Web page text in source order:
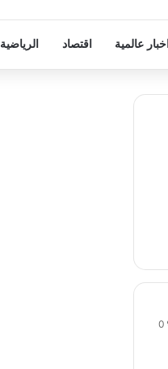
اخبار عالمية اقتصاد الرياضية
0